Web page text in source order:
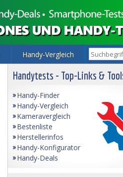
Handy-Vergleich
Handytests - Top-Links &
Handy-Finder
Handy-Vergleich
Kameravergleich
Bestenliste
Herstellerinfos
Handy-Konfigurator
Handy-Deals